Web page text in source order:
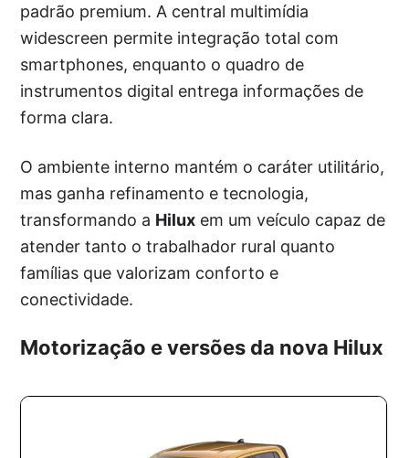
padrão premium. A central multimídia
widescreen permite integração total com
smartphones, enquanto o quadro de
instrumentos digital entrega informações de
forma clara.
O ambiente interno mantém o caráter utilitário,
mas ganha refinamento e tecnologia,
transformando a Hilux em um veículo capaz de
atender tanto o trabalhador rural quanto
famílias que valorizam conforto e
conectividade.
Motorização e versões da nova Hilux